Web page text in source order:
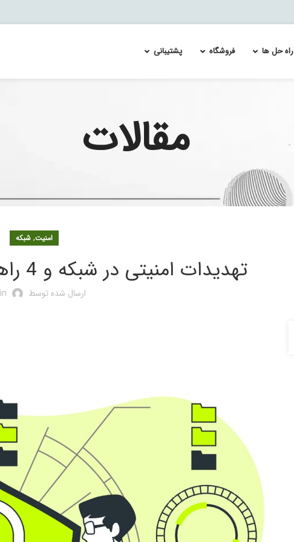
لایسنس سوئیچ سیسکو catalyst 6500
لایسنس سوئیچ سیسکو catalyst 9100
لایسنس سوئیچ سیسکو catalyst 9200
لایسنس سوئیچ سیسکو catalyst 9300
لایسنس سوئیچ سیسکو catalyst 9800
لایسنس سوئیچ سیسکو MDS 9700
لایسنس سویچ سیسکو MDS 9100
لایسنس سویچ سیسکو MDS 9200
راه حل ها
Re-Image and Update the Cisco FirePOWER Services Module
Splunk Enterprise Security & User Behavior Analytics
معماری اسپلانک
فروشگاه پشتیبانی
مقالات
امنیت,شبکه
تهدیدات امنیتی در شبکه و 4 راهکار برای جلوگیری از آن
ارسال شده توسط